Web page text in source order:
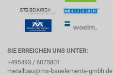
SIE ERREICHEN UNS UNTER:
+495493 / 6075801
metallbau@ms-bauelemente-gmbh.de